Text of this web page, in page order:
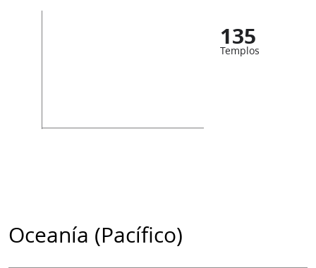
135
Templos
Oceanía (Pacífico)